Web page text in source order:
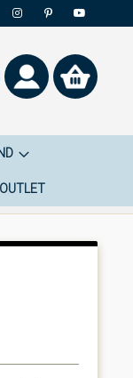
Meu
Carrinho
Pesquisa
OUTLET